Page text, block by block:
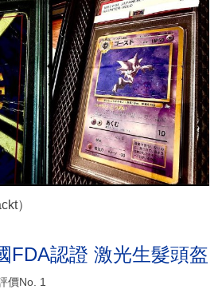
）
FDA認證 激光生髮頭盔
價No. 1